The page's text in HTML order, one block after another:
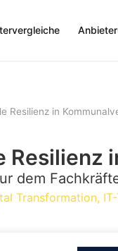
Resilienz in
Resilienz
dem
Transformation,